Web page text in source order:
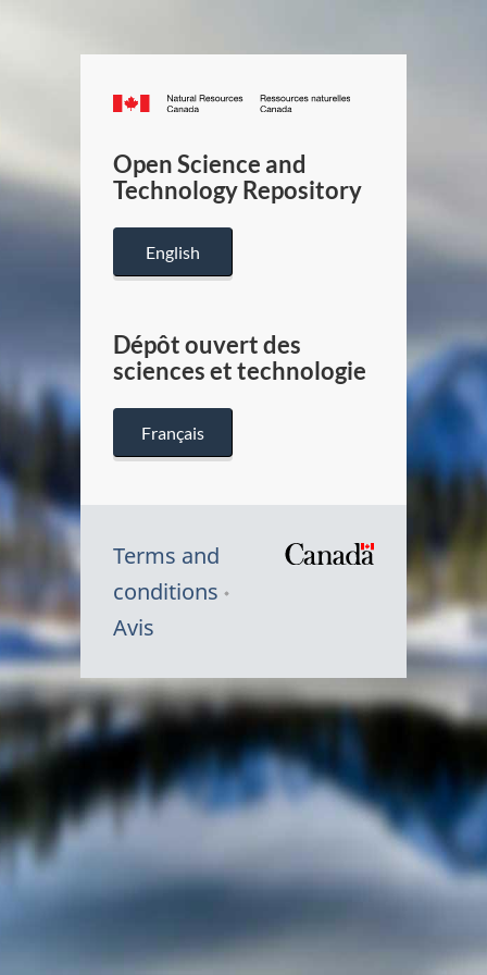
Canada.ca
/
Canada
Open Science and
Technology Repository
English
Dépôt ouvert des
sciences et technologie
Français
Terms and
conditions
Avis
Symbole
du
Canada